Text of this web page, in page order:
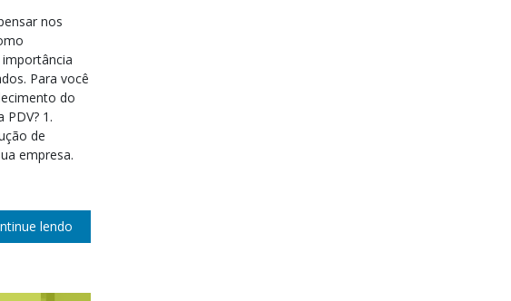
nos
Para você
do
1.
de
empresa.
lendo